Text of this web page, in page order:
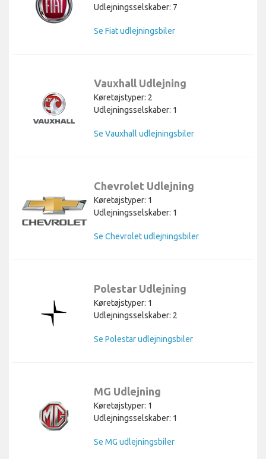
Udlejningsselskaber: 7
Se Fiat udlejningsbiler
Vauxhall Udlejning
Køretøjstyper: 2
Udlejningsselskaber: 1
Se Vauxhall udlejningsbiler
Chevrolet Udlejning
Køretøjstyper: 1
Udlejningsselskaber: 1
Se Chevrolet udlejningsbiler
Polestar Udlejning
Køretøjstyper: 1
Udlejningsselskaber: 2
Se Polestar udlejningsbiler
MG Udlejning
Køretøjstyper: 1
Udlejningsselskaber: 1
Se MG udlejningsbiler